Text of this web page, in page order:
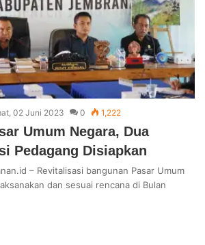
02 Juni 2023 0 1,222
Umum Negara, Dua
Pedagang Disiapkan
– Revitalisasi bangunan Pasar Umum
dan sesuai rencana di Bulan